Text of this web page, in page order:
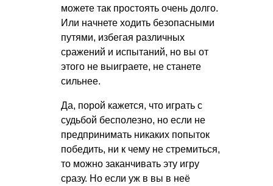
можете так простоять очень долго.
Или начнете ходить безопасными
путями, избегая различных
сражений и испытаний, но вы от
этого не выиграете, не станете
сильнее.
Да, порой кажется, что играть с
судьбой бесполезно, но если не
предпринимать никаких попыток
победить, ни к чему не стремиться,
то можно заканчивать эту игру
сразу. Но если уж в вы в неё